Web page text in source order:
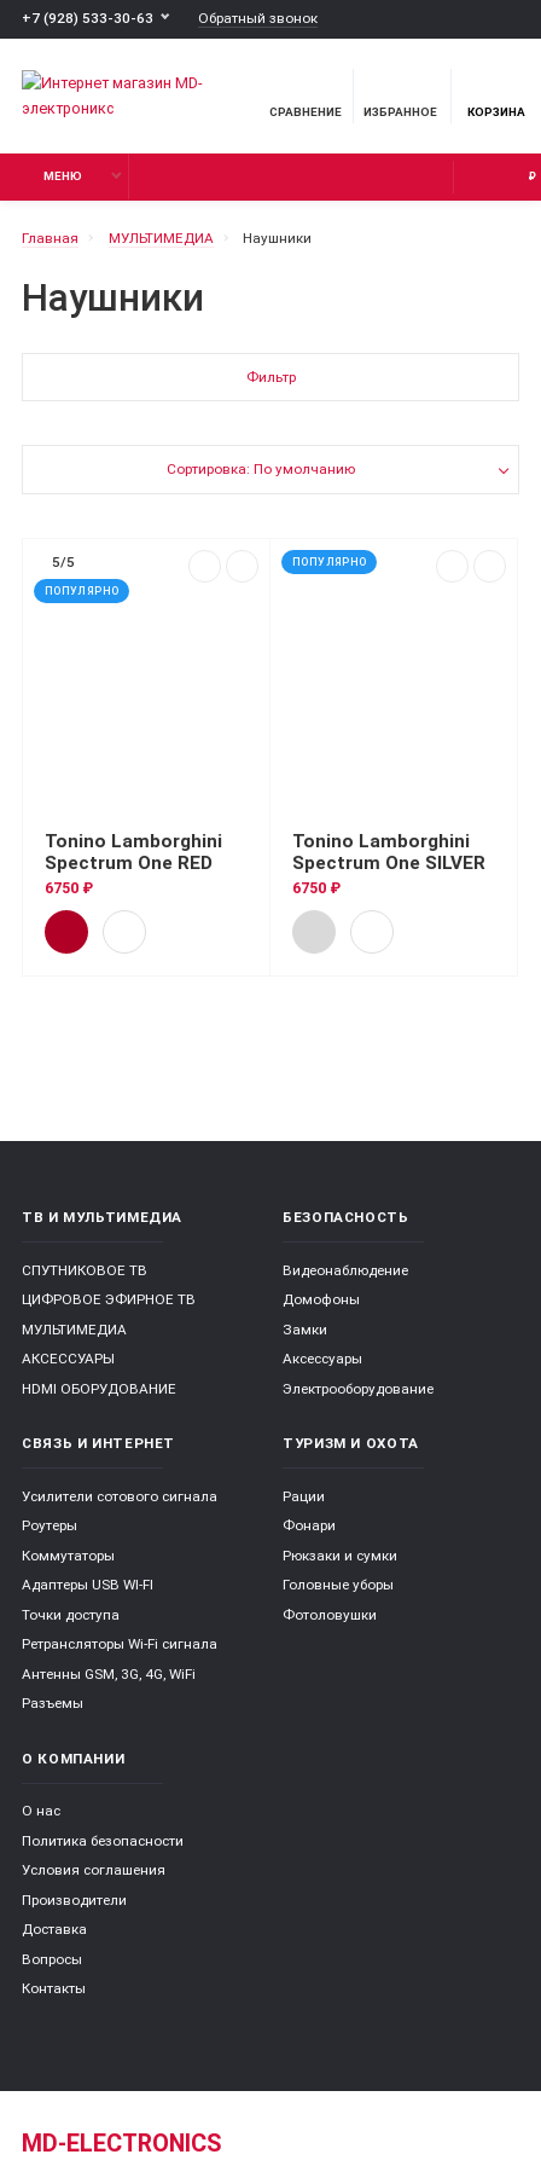
+7 (928) 533-30-63 Обратный звонок
СРАВНЕНИЕ ИЗБРАННОЕ КОРЗИНА
МЕНЮ ₽
Главная МУЛЬТИМЕДИА Наушники
Наушники
Фильтр
Сортировка: По умолчанию
5/5
ПОПУЛЯРНО
Tonino Lamborghini
Spectrum One RED
6750 ₽
ПОПУЛЯРНО
Tonino Lamborghini
Spectrum One SILVER
6750 ₽
ТВ И МУЛЬТИМЕДИА
СПУТНИКОВОЕ ТВ
ЦИФРОВОЕ ЭФИРНОЕ ТВ
МУЛЬТИМЕДИА
АКСЕССУАРЫ
HDMI ОБОРУДОВАНИЕ
БЕЗОПАСНОСТЬ
Видеонаблюдение
Домофоны
Замки
Аксессуары
Электрооборудование
СВЯЗЬ И ИНТЕРНЕТ
Усилители сотового сигнала
Роутеры
Коммутаторы
Адаптеры USB WI-FI
Точки доступа
Ретрансляторы Wi-Fi сигнала
Антенны GSM, 3G, 4G, WiFi
Разъемы
ТУРИЗМ И ОХОТА
Рации
Фонари
Рюкзаки и сумки
Головные уборы
Фотоловушки
О КОМПАНИИ
О нас
Политика безопасности
Условия соглашения
Производители
Доставка
Вопросы
Контакты
MD-ELECTRONICS